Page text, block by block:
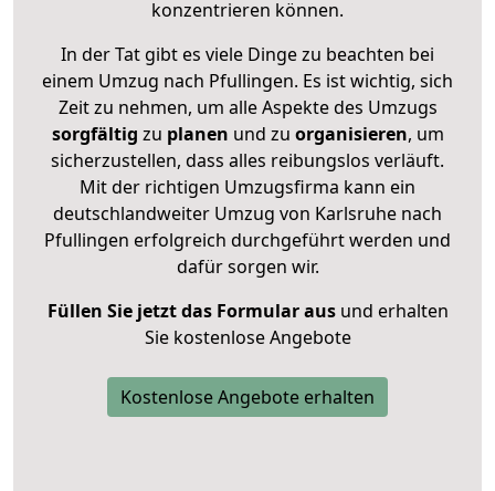
konzentrieren können.
In der Tat gibt es viele Dinge zu beachten bei
einem Umzug nach Pfullingen. Es ist wichtig, sich
Zeit zu nehmen, um alle Aspekte des Umzugs
sorgfältig zu planen und zu organisieren, um
sicherzustellen, dass alles reibungslos verläuft.
Mit der richtigen Umzugsfirma kann ein
deutschlandweiter Umzug von Karlsruhe nach
Pfullingen erfolgreich durchgeführt werden und
dafür sorgen wir.
Füllen Sie jetzt das Formular ausund erhalten
Sie kostenlose Angebote
Kostenlose Angebote erhalten